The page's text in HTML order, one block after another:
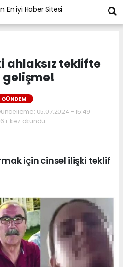
ahlaksız teklifte
gelişme!
GÜNDEM
05.07.2024 - 15:49
kez okundu.
için cinsel ilişki teklif